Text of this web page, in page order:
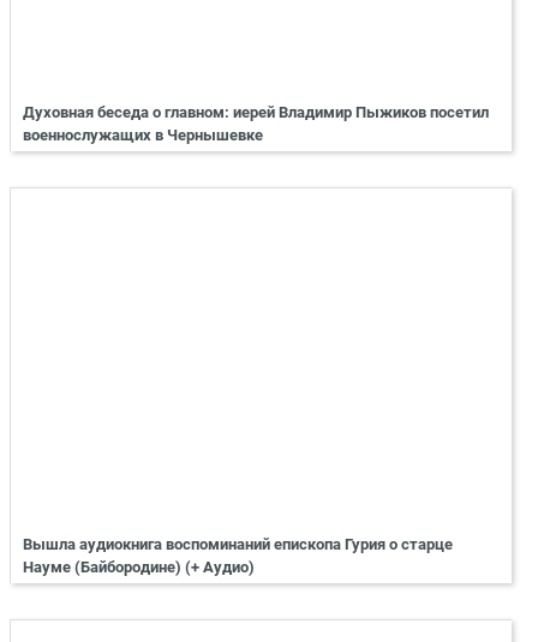
Духовная беседа о главном: иерей Владимир Пыжиков посетил
военнослужащих в Чернышевке
Вышла аудиокнига воспоминаний епископа Гурия о старце
Науме (Байбородине) (+ Аудио)